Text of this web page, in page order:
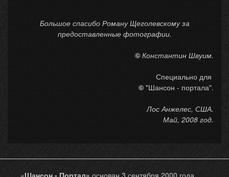
Большое спасибо Роману Щеголевскому за
предоставленные фотографии.
© Константин Швуим.
Специально для
© "Шансон - портала".
Лос Анжелес, США.
Май, 2008 год.
«Шансон - Портал» основан 3 сентября 2000 года.